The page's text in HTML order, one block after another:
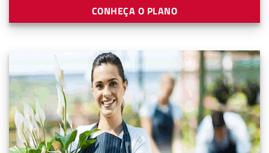
CONHEÇA O PLANO